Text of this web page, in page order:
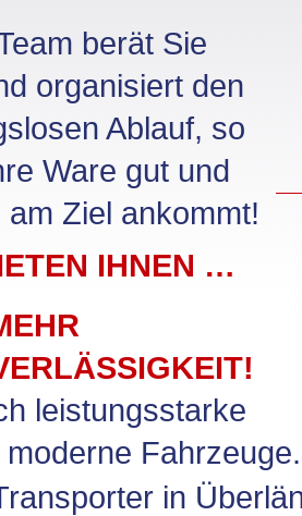
berät Sie
organisiert den
Ablauf, so
Ware gut und
am Ziel ankommt!
IHNEN …
leistungsstarke
moderne Fahrzeuge.
in